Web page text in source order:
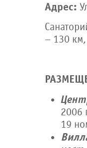
Адрес:
– 130
2006
19